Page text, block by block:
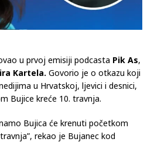
u prvoj emisiji podcasta Pik As,
Kartela. Govorio je o otkazu koji
u Hrvatskoj, ljevici i desnici,
Bujice kreće 10. travnja.
Bujica će krenuti početkom
rekao je Bujanec kod